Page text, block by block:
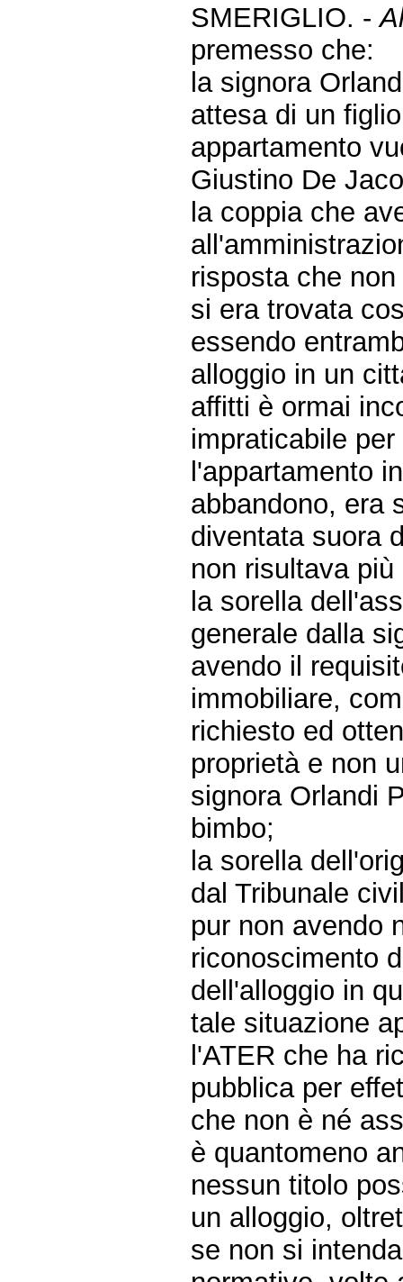
SMERIGLIO. -
premesso che:
la signora
attesa di un
appartamento
Giustino De
la coppia che
risposta che
si era trovata
essendo
alloggio in un
affitti è ormai
impraticabile
l'appartamento
abbandono, era
diventata suora
non risultava
la sorella
generale dalla
avendo il
immobiliare,
richiesto ed
proprietà e non
signora Orlandi
bimbo;
la sorella
dal Tribunale
pur non avendo
riconoscimento
dell'alloggio in
tale situazione
l'ATER che ha
pubblica per
che non è né
è quantomeno
nessun titolo
un alloggio,
se non si